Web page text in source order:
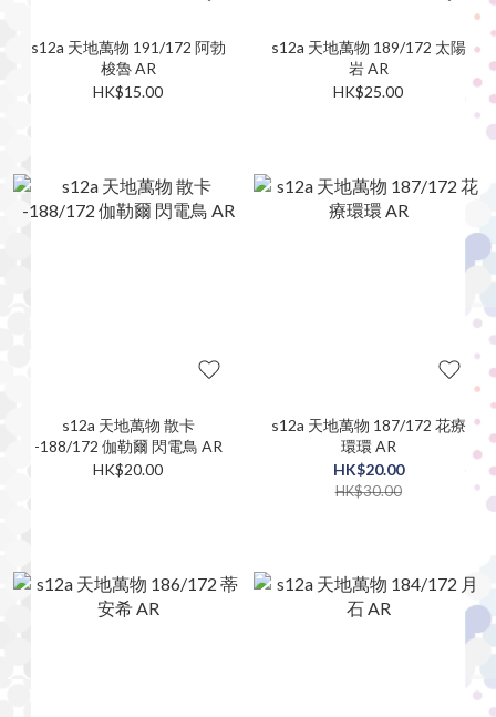
s12a 天地萬物 191/172 阿勃
梭魯 AR
HK$15.00
s12a 天地萬物 189/172 太陽
岩 AR
HK$25.00
s12a 天地萬物 散卡
-188/172 伽勒爾 閃電鳥 AR
HK$20.00
s12a 天地萬物 187/172 花療
環環 AR
HK$20.00
HK$30.00